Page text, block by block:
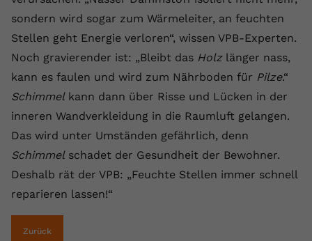
sondern wird sogar zum Wärmeleiter, an feuchten
Stellen geht Energie verloren“, wissen VPB-Experten.
Noch gravierender ist: „Bleibt das Holzlänger nass,
kann es faulen und wird zum Nährboden für Pilze.“
Schimmelkann dann über Risse und Lücken in der
inneren Wandverkleidung in die Raumluft gelangen.
Das wird unter Umständen gefährlich, denn
Schimmelschadet der Gesundheit der Bewohner.
Deshalb rät der VPB: „Feuchte Stellen immer schnell
reparieren lassen!“
Zurück
Laufzeit Session
Zweck
Dieser von YouTube gesetzte Cookie
registriert eine eindeutige ID, um
Daten darüber zu speichern, welche
Videos von YouTube der Nutzer
gesehen hat.
Name yt-remote-connected-devices
Anbieter Youtube.com
Laufzeit Session